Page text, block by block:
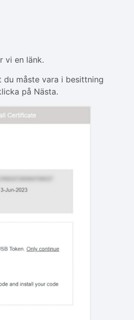
vi en länk.
måste vara i besittning
på Nästa.